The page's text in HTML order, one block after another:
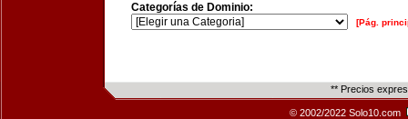
Categorías de Dominio:
[Pág.
** Precios
© 2002/2022 Solo10.com